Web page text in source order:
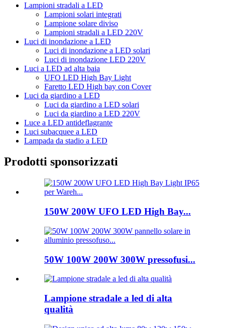
Lampioni stradali a LED
Lampioni solari integrati
Lampione solare diviso
Lampioni stradali a LED 220V
Luci di inondazione a LED
Luci di inondazione a LED solari
Luci di inondazione LED 220V
Luci a LED ad alta baia
UFO LED High Bay Light
Faretto LED High bay con Cover
Luci da giardino a LED
Luci da giardino a LED solari
Luci da giardino a LED 220V
Luce a LED antideflagrante
Luci subacquee a LED
Lampada da stadio a LED
Prodotti sponsorizzati
150W 200W UFO LED High Bay...
50W 100W 200W 300W pressofusi...
Lampione stradale a led di alta
qualità